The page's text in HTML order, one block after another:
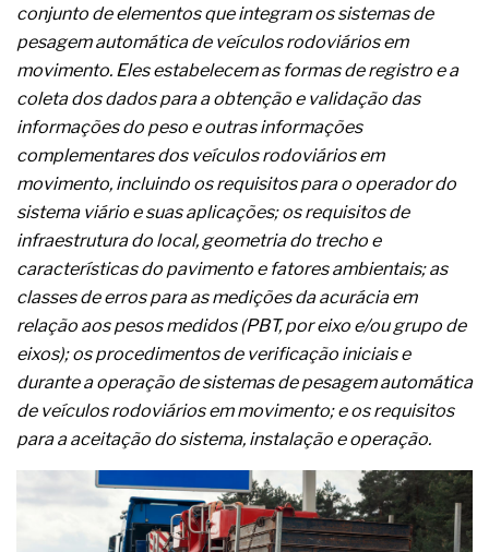
O movimento regular reduz em 19% o risco de
morte precoce e melhora o metabolismo
O desenvolvimento de indicadores nas atividades
de governança das organizações
O desenho industrial ganha espaço como
estratégia competitiva nas empresas
As variações dimensionais dos produtos de
materiais cimentícios com fibra de vidro
A próxima vantagem competitiva não está no
modelo de IA
A IA elevou a régua do comprador B2B e a venda
complexa ficou ainda mais humana
conjunto de elementos que integram os sistemas de
pesagem automática de veículos rodoviários em
movimento. Eles estabelecem as formas de registro e a
coleta dos dados para a obtenção e validação das
informações do peso e outras informações
complementares dos veículos rodoviários em
movimento, incluindo os requisitos para o operador do
sistema viário e suas aplicações; os requisitos de
infraestrutura do local, geometria do trecho e
características do pavimento e fatores ambientais; as
classes de erros para as medições da acurácia em
relação aos pesos medidos (PBT, por eixo e/ou grupo de
eixos); os procedimentos de verificação iniciais e
durante a operação de sistemas de pesagem automática
de veículos rodoviários em movimento; e os requisitos
para a aceitação do sistema, instalação e operação.